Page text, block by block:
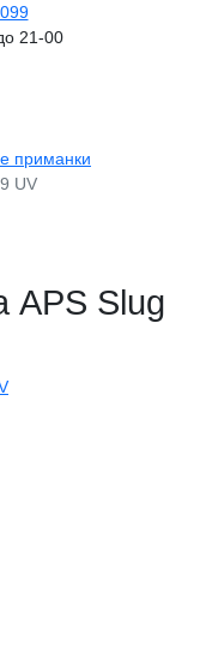
21-00
приманки
UV
APS Slug